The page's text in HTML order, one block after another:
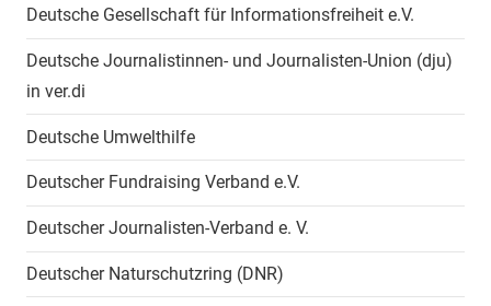
Deutsche Gesellschaft für Informationsfreiheit e.V.
Deutsche Journalistinnen- und Journalisten-Union (dju)
in ver.di
Deutsche Umwelthilfe
Deutscher Fundraising Verband e.V.
Deutscher Journalisten-Verband e. V.
Deutscher Naturschutzring (DNR)